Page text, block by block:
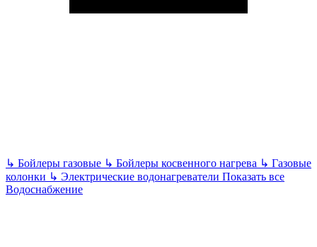
↳ Бойлеры газовые ↳ Бойлеры косвенного нагрева ↳ Газовые
колонки ↳ Электрические водонагреватели Показать все
Водоснабжение